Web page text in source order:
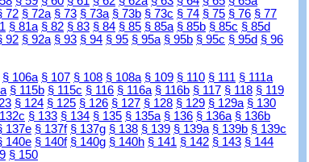
72 § 72a § 73 § 73a § 73b § 73c § 74 § 75 § 76 § 77
§ 81a § 82 § 83 § 84 § 85 § 85a § 85b § 85c § 85d
92 § 92a § 93 § 94 § 95 § 95a § 95b § 95c § 95d § 96
§ 106a § 107 § 108 § 108a § 109 § 110 § 111 § 111a
§ 115b § 115c § 116 § 116a § 116b § 117 § 118 § 119
§ 124 § 125 § 126 § 127 § 128 § 129 § 129a § 130
§ 133 § 134 § 135 § 135a § 136 § 136a § 136b
137e § 137f § 137g § 138 § 139 § 139a § 139b § 139c
140e § 140f § 140g § 140h § 141 § 142 § 143 § 144
§ 150